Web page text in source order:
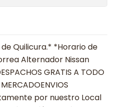
Quilicura.* *Horario de
Alternador Nissan
GRATIS A TODO
MERCADOENVIOS
por nuestro Local